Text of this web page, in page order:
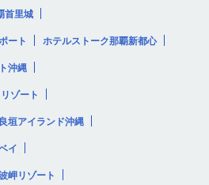
首里城
ート ホテルストーク那覇新都心
沖縄
ゾート
垣アイランド沖縄
イ
岬リゾート